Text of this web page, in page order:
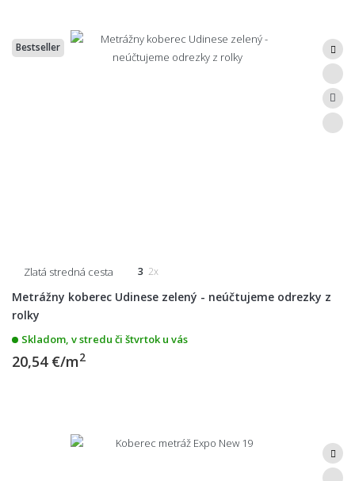
Bestseller
Zlatá stredná cesta 3 2x
Metrážny koberec Udinese zelený - neúčtujeme odrezky z
rolky
Skladom, v stredu či štvrtok u vás
20,54 €/m2